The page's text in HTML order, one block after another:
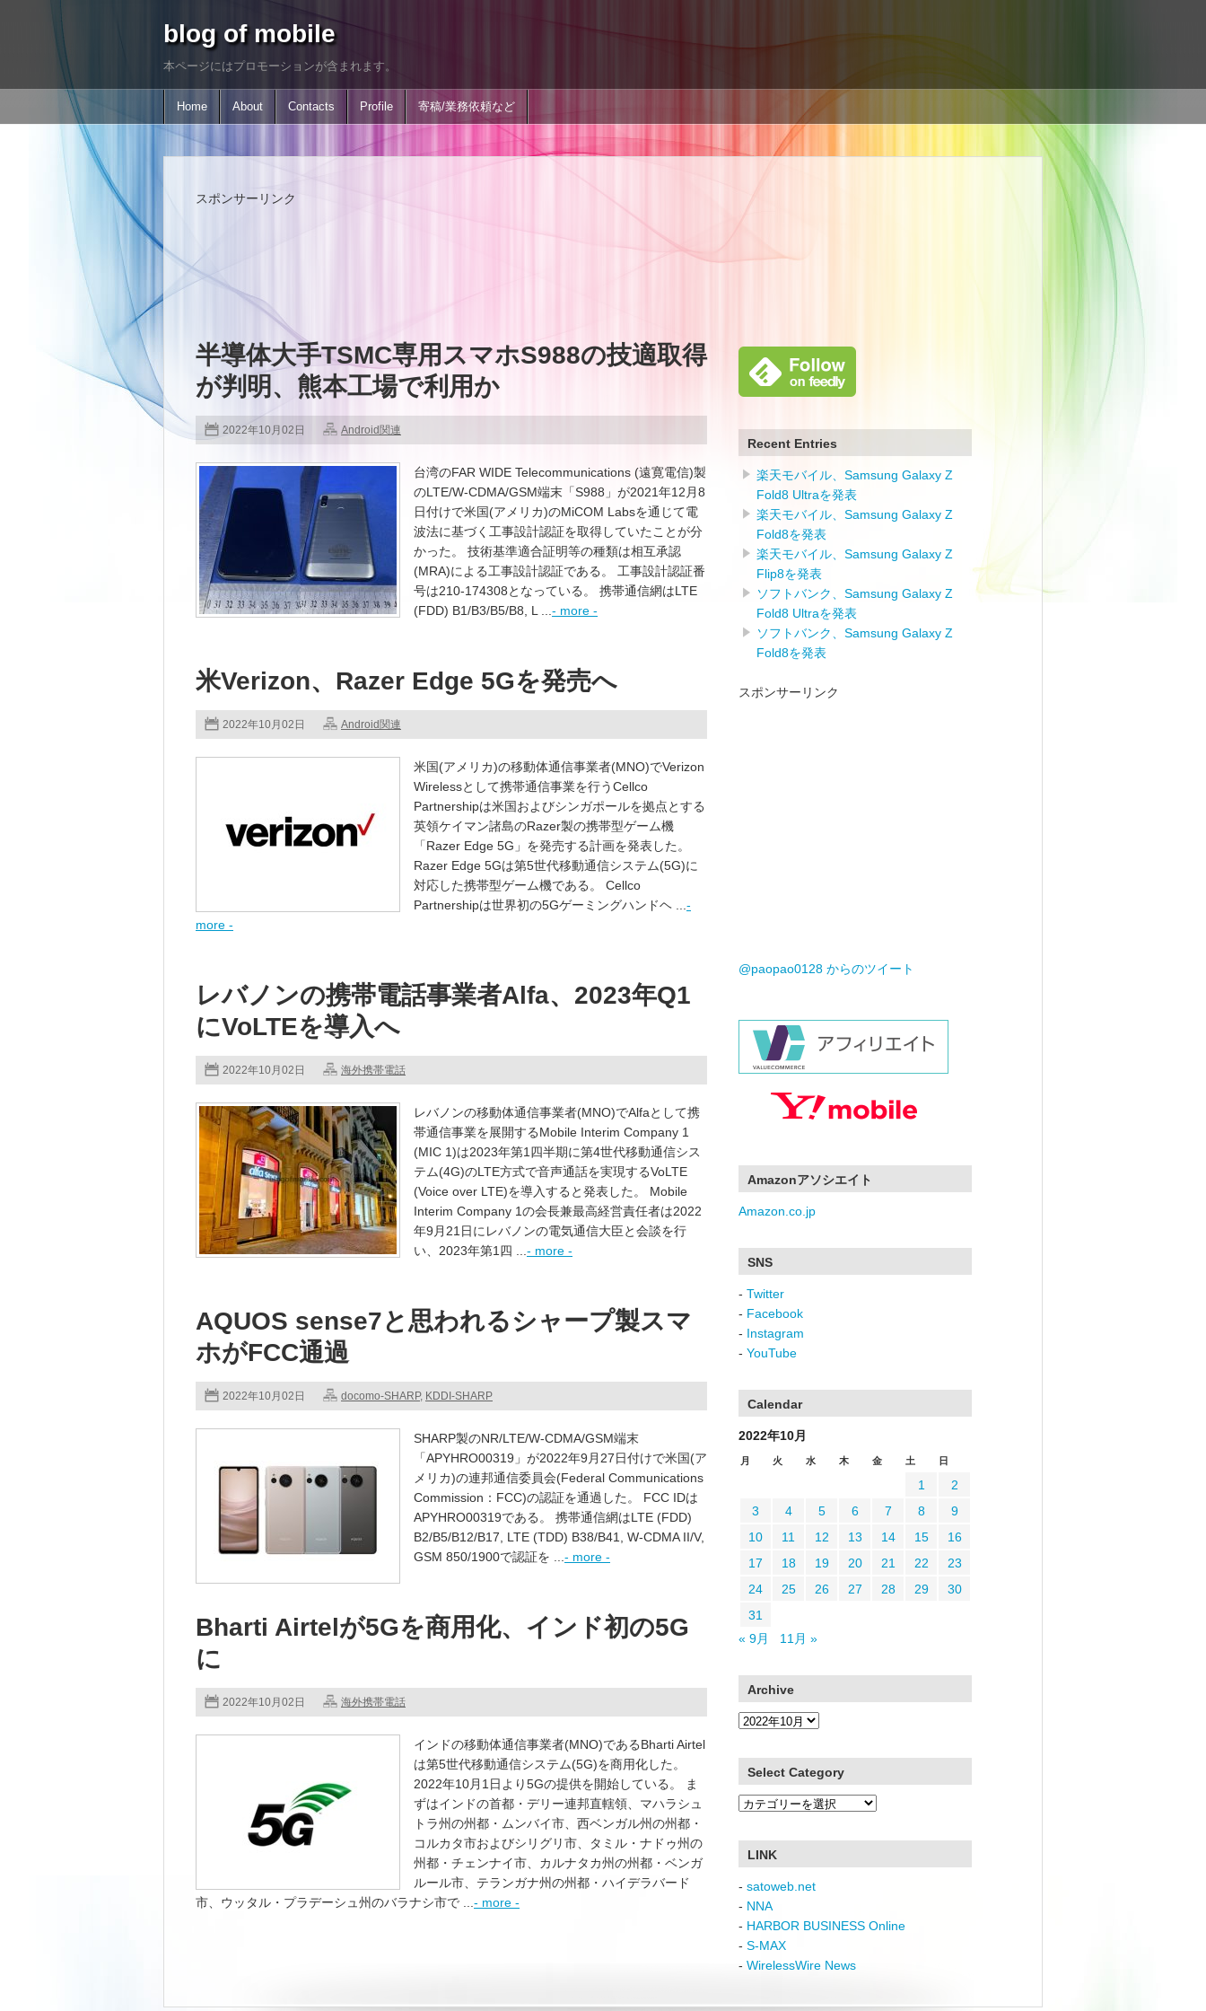
blog of mobile
本ページにはプロモーションが含まれます。
Home About Contacts Profile 寄稿/業務依頼など
スポンサーリンク
半導体大手TSMC専用スマホS988の技適取得
が判明、熊本工場で利用か
2022年10月02日 Android関連
台湾のFAR WIDE Telecommunications (遠寛電信)製
のLTE/W-CDMA/GSM端末「S988」が2021年12月8
日付けで米国(アメリカ)のMiCOM Labsを通じて電
波法に基づく工事設計認証を取得していたことが分
かった。 技術基準適合証明等の種類は相互承認
(MRA)による工事設計認証である。 工事設計認証番
号は210-174308となっている。 携帯通信網はLTE
(FDD) B1/B3/B5/B8, L ... - more -
米Verizon、Razer Edge 5Gを発売へ
2022年10月02日 Android関連
米国(アメリカ)の移動体通信事業者(MNO)でVerizon
Wirelessとして携帯通信事業を行うCellco
Partnershipは米国およびシンガポールを拠点とする
英領ケイマン諸島のRazer製の携帯型ゲーム機
「Razer Edge 5G」を発売する計画を発表した。
Razer Edge 5Gは第5世代移動通信システム(5G)に
対応した携帯型ゲーム機である。 Cellco
Partnershipは世界初の5Gゲーミングハンドヘ ... -
more -
レバノンの携帯電話事業者Alfa、2023年Q1
にVoLTEを導入へ
2022年10月02日 海外携帯電話
レバノンの移動体通信事業者(MNO)でAlfaとして携
帯通信事業を展開するMobile Interim Company 1
(MIC 1)は2023年第1四半期に第4世代移動通信シス
テム(4G)のLTE方式で音声通話を実現するVoLTE
(Voice over LTE)を導入すると発表した。 Mobile
Interim Company 1の会長兼最高経営責任者は2022
年9月21日にレバノンの電気通信大臣と会談を行
い、2023年第1四 ... - more -
AQUOS sense7と思われるシャープ製スマ
ホがFCC通過
2022年10月02日 docomo-SHARP, KDDI-SHARP
SHARP製のNR/LTE/W-CDMA/GSM端末
「APYHRO00319」が2022年9月27日付けで米国(ア
メリカ)の連邦通信委員会(Federal Communications
Commission：FCC)の認証を通過した。 FCC IDは
APYHRO00319である。 携帯通信網はLTE (FDD)
B2/B5/B12/B17, LTE (TDD) B38/B41, W-CDMA II/V,
GSM 850/1900で認証を ... - more -
Bharti Airtelが5Gを商用化、インド初の5G
に
2022年10月02日 海外携帯電話
インドの移動体通信事業者(MNO)であるBharti Airtel
は第5世代移動通信システム(5G)を商用化した。
2022年10月1日より5Gの提供を開始している。 ま
ずはインドの首都・デリー連邦直轄領、マハラシュ
トラ州の州都・ムンバイ市、西ベンガル州の州都・
コルカタ市およびシリグリ市、タミル・ナドゥ州の
州都・チェンナイ市、カルナタカ州の州都・ベンガ
ルール市、テランガナ州の州都・ハイデラバード
市、ウッタル・プラデーシュ州のバラナシ市で ... - more -
Recent Entries
楽天モバイル、Samsung Galaxy Z
Fold8 Ultraを発表
楽天モバイル、Samsung Galaxy Z
Fold8を発表
楽天モバイル、Samsung Galaxy Z
Flip8を発表
ソフトバンク、Samsung Galaxy Z
Fold8 Ultraを発表
ソフトバンク、Samsung Galaxy Z
Fold8を発表
スポンサーリンク
@paopao0128 からのツイート
Amazonアソシエイト
Amazon.co.jp
SNS
- Twitter
- Facebook
- Instagram
- YouTube
Calendar
2022年10月
月 火 水 木 金 土 日
1
2
3
4 5 6 7 8
9
10
11 12 13 14 15
16
17
18 19 20 21 22
23
24
25 26 27 28 29
30
31
« 9月
11月 »
Archive
Archive
Select Category
Select
LINK
- satoweb.net
- NNA
- HARBOR BUSINESS Online
- S-MAX
- WirelessWire News